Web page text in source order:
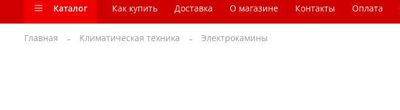
Каталог Как купить Доставка О магазине Контакты Оплата
Главная Климатическая техника Электрокамины